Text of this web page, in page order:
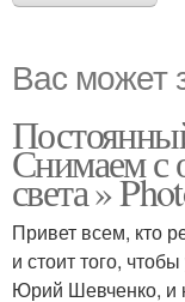
Вас может
Снимаем с
света »
Привет всем, кто
и стоит того,
Юрий Шевченко, и